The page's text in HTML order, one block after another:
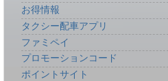
お得情報
タクシー配車アプリ
ファミペイ
プロモーションコード
ポイントサイト